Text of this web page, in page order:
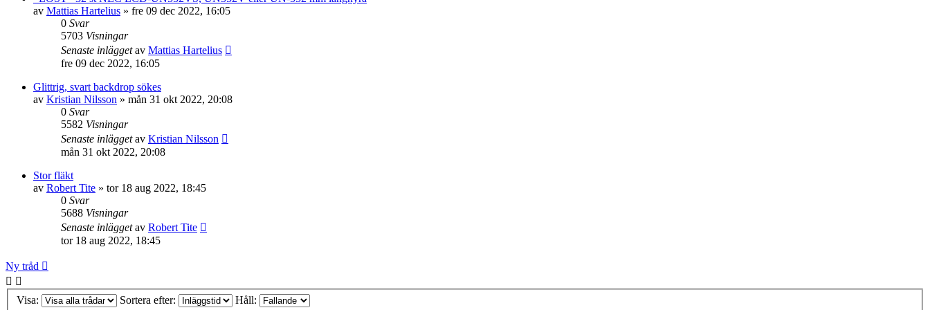
av Mattias Hartelius » fre 09 dec 2022, 16:05
0 Svar
5703 Visningar
Senaste inläggetav Mattias Hartelius
fre 09 dec 2022, 16:05
Glittrig, svart backdrop sökes
av Kristian Nilsson » mån 31 okt 2022, 20:08
0 Svar
5582 Visningar
Senaste inläggetav Kristian Nilsson
mån 31 okt 2022, 20:08
Stor fläkt
av Robert Tite » tor 18 aug 2022, 18:45
0 Svar
5688 Visningar
Senaste inläggetav Robert Tite
tor 18 aug 2022, 18:45
Ny tråd
Visa: Sortera efter: Håll: